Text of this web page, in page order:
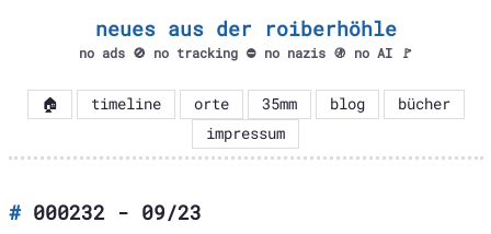
neues aus der roiberhöhle
no ads 🚫 no tracking ⛔ no nazis 🚯 no AI 🚩
🏠 timeline orte 35mm blog
bücher
impressum
000232 - 09/23